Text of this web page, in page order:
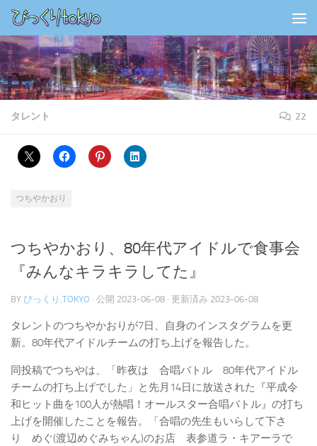
コンテンツの下
タレント 22
つちやかおり
つちやかおり、80年代アイドルで食事会
『みんなキラキラしてた』
BY びっくり.TOKYO · 公開 2023-06-08 · 更新済み 2023-06-08
タレントのつちやかおりが7日、自身のインスタグラムを更
新。80年代アイドルチームの打ち上げを報告した。
同投稿でつちやは、「昨夜は 合唱バトル 80年代アイドル
チームの打ち上げでした」と先月14日に放送された『平成令
和ヒット曲を100人が熱唱！オールスター合唱バトル』の打ち
上げを開催したことを報告。「合唱の先生もいらして下さ
り めぐ(渡辺めぐみちゃん)のお店 表参道ラ・キアーラで